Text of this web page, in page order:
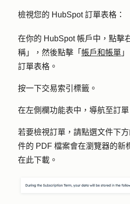
檢視您的 HubSpot 訂單表格：
在你的 HubSpot 帳戶中，點擊
稱」，然後點擊「 帳戶和帳單
訂單表格。
按一下交易索引標籤。
在左側欄功能表中，導航至訂單
若要檢視訂單，請點選文件下方
件的 PDF 檔案會在瀏覽器的新
在此下載。